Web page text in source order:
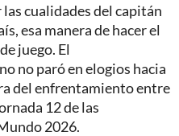
cualidades del capitán
esa manera de hacer el
juego. El
no paró en elogios hacia
del enfrentamiento entre
12 de las
2026.